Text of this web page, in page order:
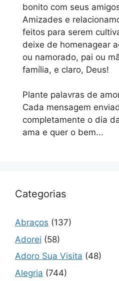
bonito com seus
Amizades e
feitos para serem
deixe de homenagear
ou namorado, pai ou
família, e claro, Deus!
Plante palavras de
Cada mensagem
completamente o dia
ama e quer o bem...
Categorias
Abraços (137)
Adorei (58)
Adoro Sua Visita (48)
Alegria (744)